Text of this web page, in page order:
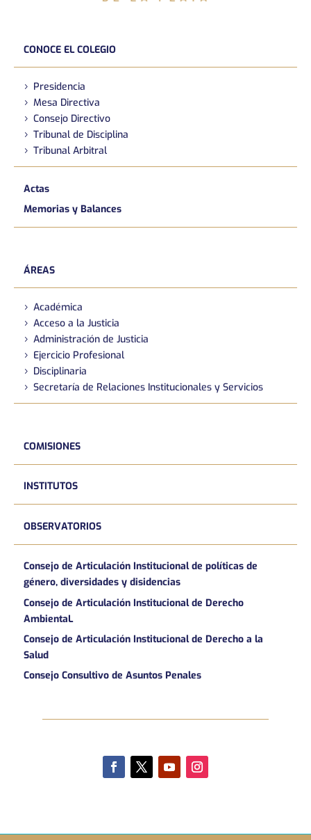
CONOCE EL COLEGIO
Presidencia
Mesa Directiva
Consejo Directivo
Tribunal de Disciplina
Tribunal Arbitral
Actas
Memorias y Balances
ÁREAS
Académica
Acceso a la Justicia
Administración de Justicia
Ejercicio Profesional
Disciplinaria
Secretaría de Relaciones Institucionales y Servicios
COMISIONES
INSTITUTOS
OBSERVATORIOS
Consejo de Articulación Institucional de políticas de
género, diversidades y disidencias
Consejo de Articulación Institucional de Derecho
AmbientaL
Consejo de Articulación Institucional de Derecho a la
Salud
Consejo Consultivo de Asuntos Penales